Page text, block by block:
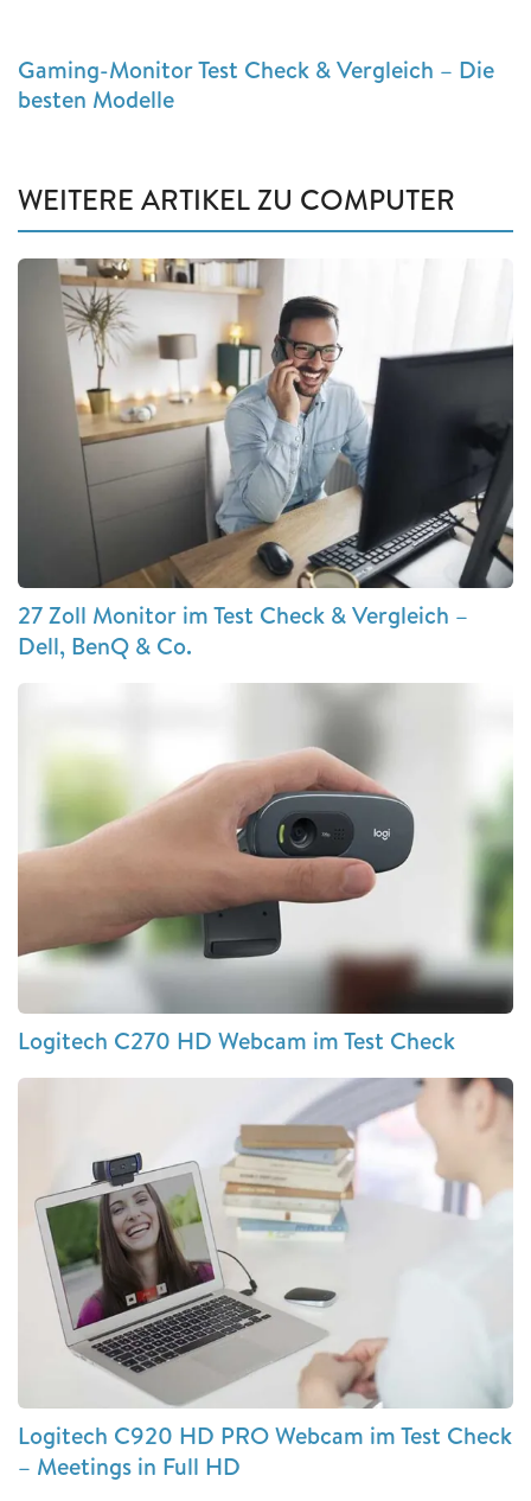
Gaming-Monitor Test Check & Vergleich – Die
besten Modelle
WEITERE ARTIKEL ZU COMPUTER
27 Zoll Monitor im Test Check & Vergleich –
Dell, BenQ & Co.
Logitech C270 HD Webcam im Test Check
Logitech C920 HD PRO Webcam im Test Check
– Meetings in Full HD